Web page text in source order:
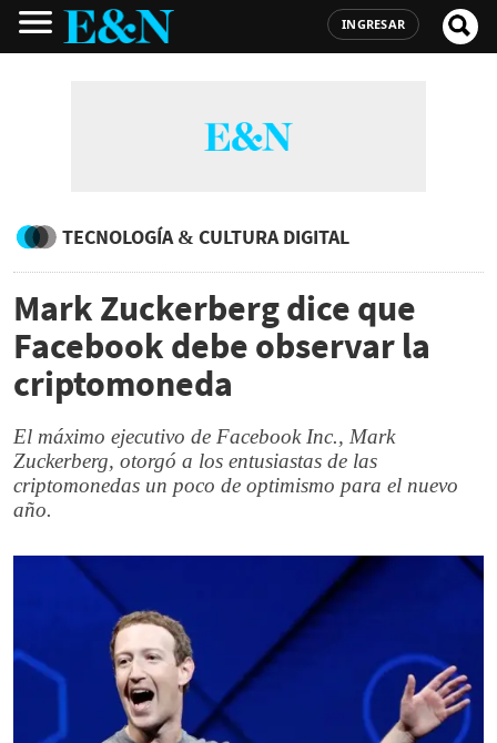
INGRESAR
TECNOLOGÍA & CULTURA DIGITAL
Mark Zuckerberg dice que
Facebook debe observar la
criptomoneda
El máximo ejecutivo de Facebook Inc., Mark
Zuckerberg, otorgó a los entusiastas de las
criptomonedas un poco de optimismo para el nuevo
año.